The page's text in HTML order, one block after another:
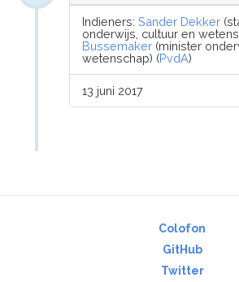
Indieners:Sander Dekker
onderwijs, cultuur en
Bussemaker (minister
wetenschap) (PvdA)
13 juni 2017
Colofon
GitHub
Twitter